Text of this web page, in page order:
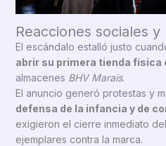
Reacciones sociales
El escándalo estalló justo
abrir su primera tienda física
almacenes BHV Marais.
El anuncio generó protestas y
defensa de la infancia y de
exigieron el cierre inmediato
ejemplares contra la marca.